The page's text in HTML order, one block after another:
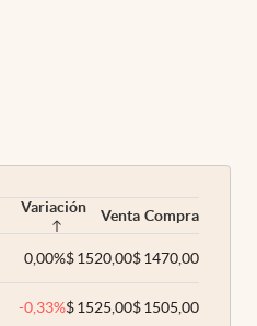
Variación Venta Compra
0,00%$1520,00$1470,00
-0,33%$1525,00$1505,00